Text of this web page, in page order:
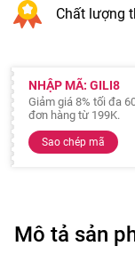
Chất lượng
NHẬP MÃ: GILI8
Giảm giá 8% tối đa
đơn hàng từ 199K.
Sao chép mã
Mô tả sản